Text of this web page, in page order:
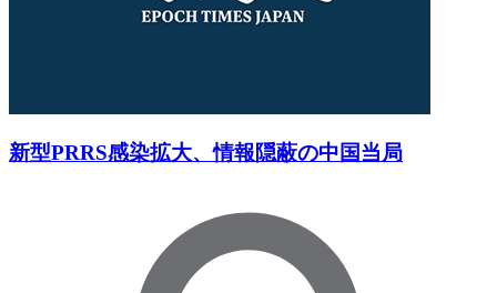
新型PRRS感染拡大、情報隠蔽の中国当局